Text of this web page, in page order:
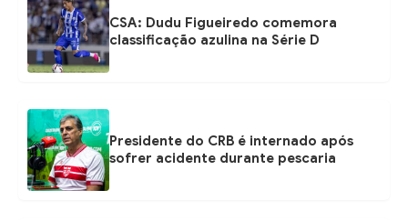
CSA: Dudu Figueiredo comemora
classificação azulina na Série D
Presidente do CRB é internado após
sofrer acidente durante pescaria